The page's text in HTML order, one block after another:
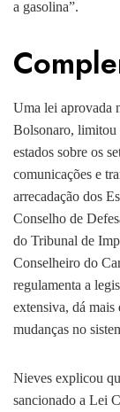
a gasolina”.
Uma lei aprovada
Bolsonaro, limitou
estados sobre os
comunicações e
arrecadação dos
Conselho de
do Tribunal de
Conselheiro do
regulamenta a
extensiva, dá mais
mudanças no
Nieves explicou
sancionado a Lei